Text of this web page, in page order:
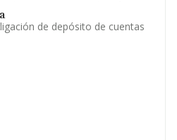
de depósito de cuentas